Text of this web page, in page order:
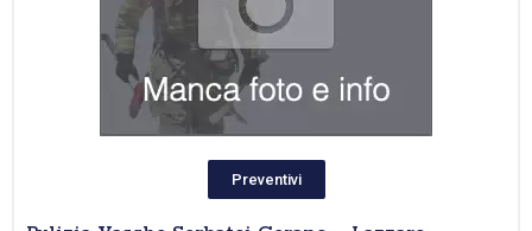
Preventivi